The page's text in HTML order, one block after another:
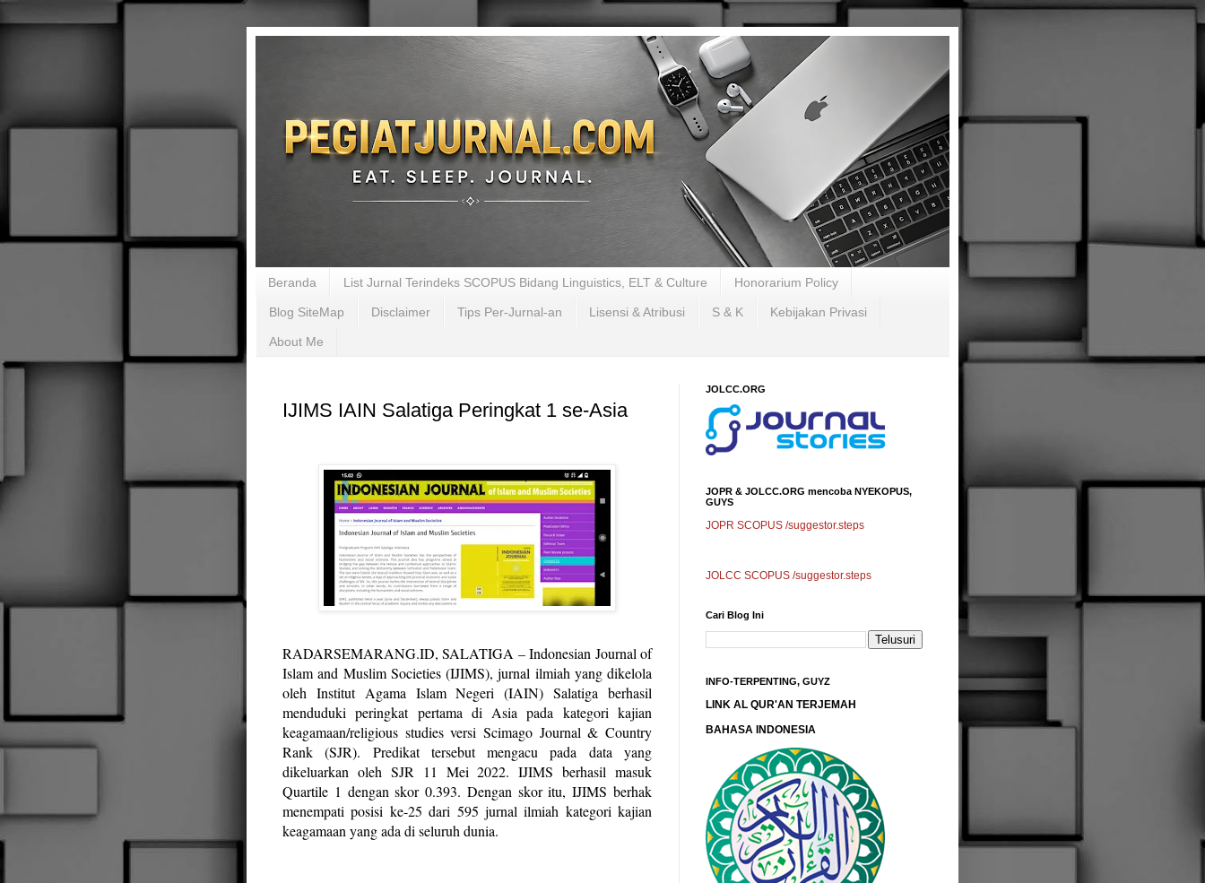
Beranda List Jurnal Terindeks SCOPUS Bidang Linguistics, ELT & Culture Honorarium Policy
Blog SiteMap Disclaimer Tips Per-Jurnal-an Lisensi & Atribusi S & K Kebijakan Privasi
About Me
IJIMS IAIN Salatiga Peringkat 1 se-Asia
RADARSEMARANG.ID, SALATIGA – Indonesian Journal of
Islam and Muslim Societies (IJIMS), jurnal ilmiah yang dikelola
oleh Institut Agama Islam Negeri (IAIN) Salatiga berhasil
menduduki peringkat pertama di Asia pada kategori kajian
keagamaan/religious studies versi Scimago Journal & Country
Rank (SJR). Predikat tersebut mengacu pada data yang
dikeluarkan oleh SJR 11 Mei 2022. IJIMS berhasil masuk
Quartile 1 dengan skor 0.393. Dengan skor itu, IJIMS berhak
menempati posisi ke-25 dari 595 jurnal ilmiah kategori kajian
keagamaan yang ada di seluruh dunia.
JOLCC.ORG
JOPR & JOLCC.ORG mencoba NYEKOPUS,
GUYS
JOPR SCOPUS /suggestor.steps
JOLCC SCOPUS /suggestor.steps
Cari Blog Ini
INFO-TERPENTING, GUYZ
LINK AL QUR'AN TERJEMAH
BAHASA INDONESIA